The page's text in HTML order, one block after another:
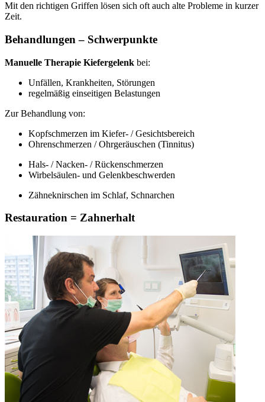
Mit den richtigen Griffen lösen sich oft auch alte Probleme in kurzer
Zeit.
Behandlungen – Schwerpunkte
Manuelle Therapie Kiefergelenk bei:
Unfällen, Krankheiten, Störungen
regelmäßig einseitigen Belastungen
Zur Behandlung von:
Kopfschmerzen im Kiefer- / Gesichtsbereich
Ohrenschmerzen / Ohrgeräuschen (Tinnitus)
Hals- / Nacken- / Rückenschmerzen
Wirbelsäulen- und Gelenkbeschwerden
Zähneknirschen im Schlaf, Schnarchen
Restauration = Zahnerhalt